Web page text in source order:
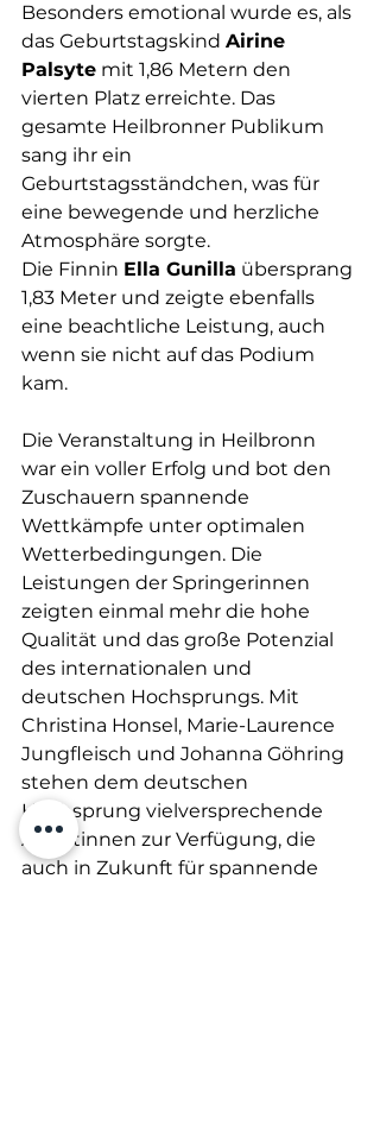
Besonders emotional wurde es, als
das Geburtstagskind Airine
Palsyte mit 1,86 Metern den
vierten Platz erreichte. Das
gesamte Heilbronner Publikum
sang ihr ein
Geburtstagsständchen, was für
eine bewegende und herzliche
Atmosphäre sorgte.
Die Finnin Ella Gunilla übersprang
1,83 Meter und zeigte ebenfalls
eine beachtliche Leistung, auch
wenn sie nicht auf das Podium
kam.
Die Veranstaltung in Heilbronn
war ein voller Erfolg und bot den
Zuschauern spannende
Wettkämpfe unter optimalen
Wetterbedingungen. Die
Leistungen der Springerinnen
zeigten einmal mehr die hohe
Qualität und das große Potenzial
des internationalen und
deutschen Hochsprungs. Mit
Christina Honsel, Marie-Laurence
Jungfleisch und Johanna Göhring
stehen dem deutschen
Hochsprung vielversprechende
Athletinnen zur Verfügung, die
auch in Zukunft für spannende